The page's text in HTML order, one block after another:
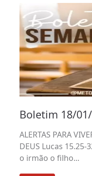
Boletim 18/
ALERTAS PARA
DEUS Lucas
o irmão o filho...